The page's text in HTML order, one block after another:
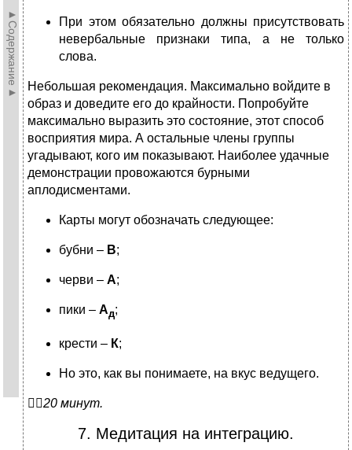
►Содержание►
При этом обязательно должны присутствовать
невербальные признаки типа, а не только
слова.
Небольшая рекомендация. Максимально войдите в
образ и доведите его до крайности. Попробуйте
максимально выразить это состояние, этот способ
восприятия мира. А остальные члены группы
угадывают, кого им показывают. Наиболее удачные
демонстрации провожаются бурными
аплодисментами.
Карты могут обозначать следующее:
бубни – В;
черви – А;
пики – Ад;
крести – К;
Но это, как вы понимаете, на вкус ведущего.
20 минут.
7. Медитация на интеграцию.